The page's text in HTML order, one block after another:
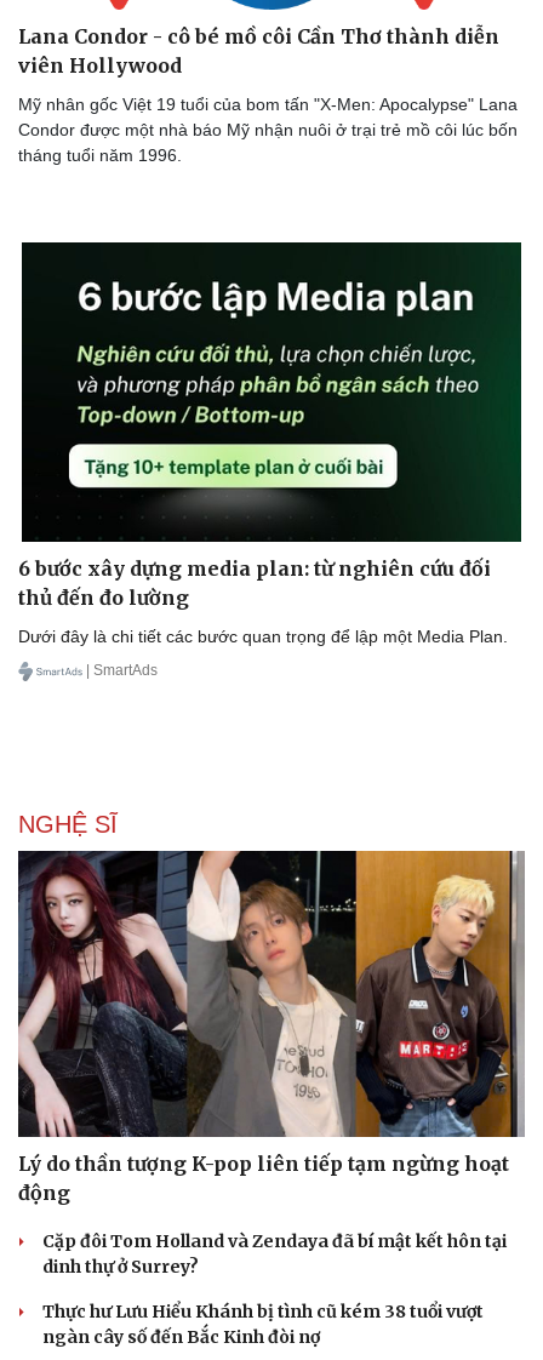
Du lịch
Tư vấn
Săn Tour
check-in
Podcast
Câu chuyện thời sự
Đọc truyện đêm khuya
Cửa sổ tình yêu
Hạt giống tâm hồn
Lana Condor - cô bé mồ côi Cần Thơ thành diễn
viên Hollywood
Mỹ nhân gốc Việt 19 tuổi của bom tấn "X-Men: Apocalypse" Lana
Condor được một nhà báo Mỹ nhận nuôi ở trại trẻ mồ côi lúc bốn
tháng tuổi năm 1996.
6 bước xây dựng media plan: từ nghiên cứu đối
thủ đến đo lường
Dưới đây là chi tiết các bước quan trọng để lập một Media Plan.
| SmartAds
NGHỆ SĨ
Lý do thần tượng K-pop liên tiếp tạm ngừng hoạt
động
Cặp đôi Tom Holland và Zendaya đã bí mật kết hôn tại
dinh thự ở Surrey?
Thực hư Lưu Hiểu Khánh bị tình cũ kém 38 tuổi vượt
ngàn cây số đến Bắc Kinh đòi nợ